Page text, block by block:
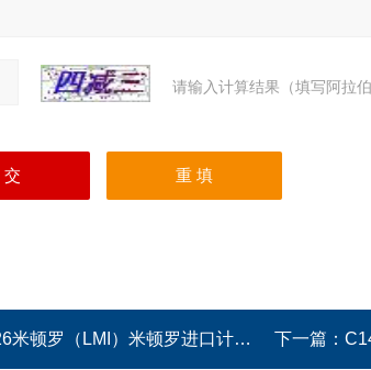
请输入计算结果（填写阿拉
LMI）米顿罗进口计量泵C126/C726/C926 下一篇：